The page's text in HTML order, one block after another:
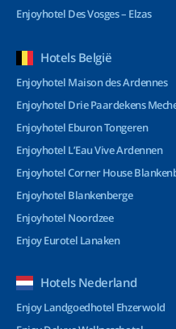
Enjoyhotel Des Vosges – Elzas
Hotels België
Enjoyhotel Maison des Ardennes
Enjoyhotel Drie Paardekens
Enjoyhotel Eburon Tongeren
Enjoyhotel L’Eau Vive Ardennen
Enjoyhotel Corner House
Enjoyhotel Blankenberge
Enjoyhotel Noordzee
Enjoy Eurotel Lanaken
Hotels Nederland
Enjoy Landgoedhotel Ehzerwold